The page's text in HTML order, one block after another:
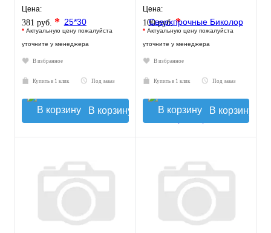
Цена:
381 руб. *
* Актуальную цену пожалуйста
уточните у менеджера
В избранное
Купить в 1 клик Под заказ
В корзину
Цена:
100 руб.*
* Актуальную цену пожалуйста
уточните у менеджера
В избранное
Купить в 1 клик Под заказ
В корзину